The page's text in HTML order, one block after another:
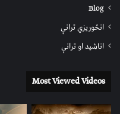
Blog
انځوریزي ترانې
اناشید او ترانې
Most Viewed Videos